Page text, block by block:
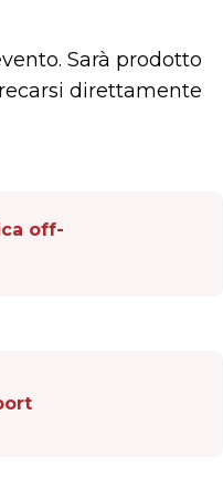
Sarà prodotto
direttamente
off-